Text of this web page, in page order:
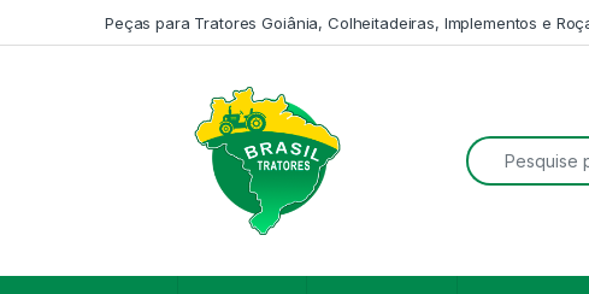
Peças para Tratores Goiânia, Colheitadeiras, Implementos e
Search for: